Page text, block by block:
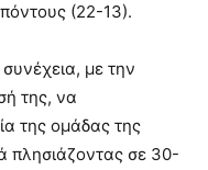
(22-13).
με την
της, να
της ομάδας της
πλησιάζοντας σε 30-